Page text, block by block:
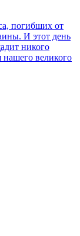
погибших от
И этот день
никого
великого